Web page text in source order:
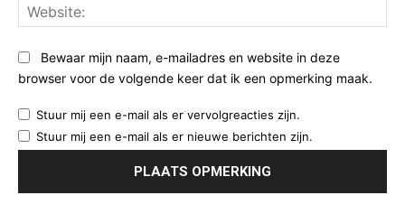
Bewaar mijn naam, e-mailadres en website in deze
browser voor de volgende keer dat ik een opmerking maak.
Stuur mij een e-mail als er vervolgreacties zijn.
Stuur mij een e-mail als er nieuwe berichten zijn.